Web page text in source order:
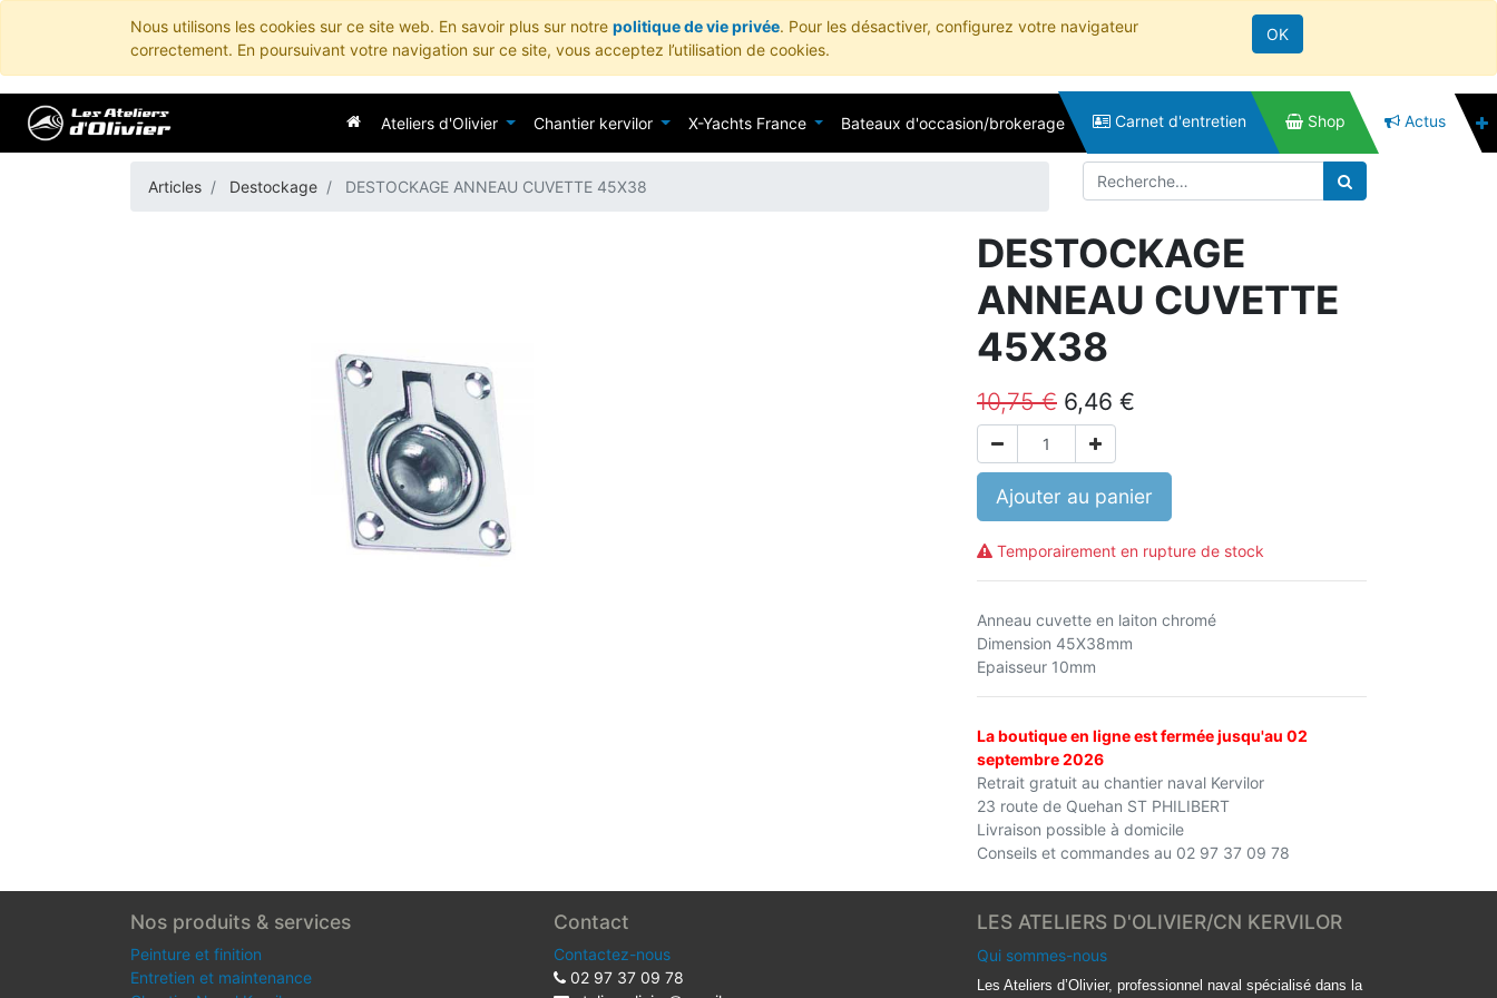
Nous utilisons les cookies sur ce site web. En savoir plus sur notre politique de vie privée. Pour les désactiver, configurez votre navigateur
correctement. En poursuivant votre navigation sur ce site, vous acceptez l’utilisation de cookies.
OK
Ateliers d'Olivier Chantier kervilor X-Yachts France Bateaux d'occasion/brokerage Carnet d'entretien Shop Actus
Articles Destockage DESTOCKAGE ANNEAU CUVETTE 45X38
DESTOCKAGE
ANNEAU CUVETTE
45X38
10,75€ 6,46 €
Ajouter au panier
Temporairement en rupture de stock
Anneau cuvette en laiton chromé
Dimension 45X38mm
Epaisseur 10mm
La boutique en ligne est fermée jusqu'au 02
septembre 2026
Retrait gratuit au chantier naval Kervilor
23 route de Quehan ST PHILIBERT
Livraison possible à domicile
Conseils et commandes au 02 97 37 09 78
Nos produits & services
Peinture et finition
Entretien et maintenance
Contact
Contactez-nous
02 97 37 09 78
LES ATELIERS D'OLIVIER/CN KERVILOR
Qui sommes-nous
Les Ateliers d’Olivier, professionnel naval spécialisé dans la